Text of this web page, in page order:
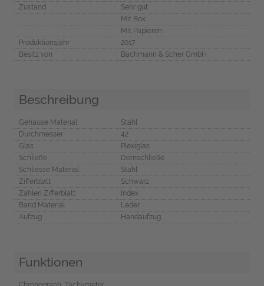
Zustand
Sehr gut
Mit Box
Mit Papieren
Produktionsjahr
2017
Besitz von
Bachmann & Scher GmbH
Beschreibung
Gehäuse Material
Stahl
Durchmesser
42
Glas
Plexiglas
Schließe
Dornschließe
Schliesse Material
Stahl
Zifferblatt
Schwarz
Zahlen Zifferblatt
Index
Band Material
Leder
Aufzug
Handaufzug
Funktionen